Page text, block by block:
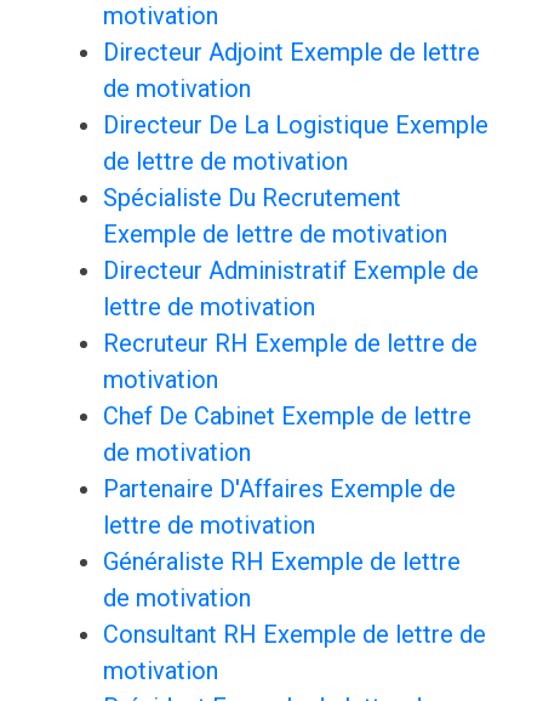
motivation
Directeur Adjoint Exemple de lettre
de motivation
Directeur De La Logistique Exemple
de lettre de motivation
Spécialiste Du Recrutement
Exemple de lettre de motivation
Directeur Administratif Exemple de
lettre de motivation
Recruteur RH Exemple de lettre de
motivation
Chef De Cabinet Exemple de lettre
de motivation
Partenaire D'Affaires Exemple de
lettre de motivation
Généraliste RH Exemple de lettre
de motivation
Consultant RH Exemple de lettre de
motivation